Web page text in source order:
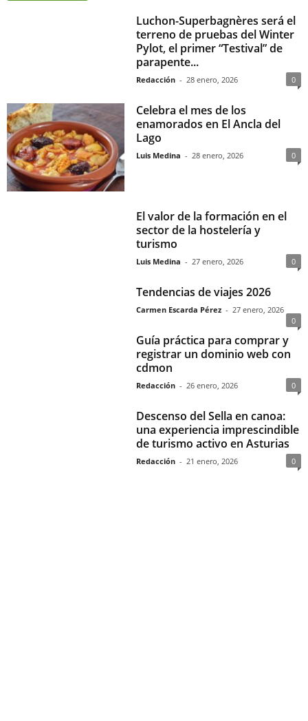
Luchon-Superbagnères será el
terreno de pruebas del Winter
Pylot, el primer “Testival” de
parapente...
Redacción - 28 enero, 2026 0
Celebra el mes de los
enamorados en El Ancla del
Lago
Luis Medina - 28 enero, 2026 0
El valor de la formación en el
sector de la hostelería y
turismo
Luis Medina - 27 enero, 2026 0
Tendencias de viajes 2026
Carmen Escarda Pérez - 27 enero, 2026
0
Guía práctica para comprar y
registrar un dominio web con
cdmon
Redacción - 26 enero, 2026 0
Descenso del Sella en canoa:
una experiencia imprescindible
de turismo activo en Asturias
Redacción - 21 enero, 2026 0